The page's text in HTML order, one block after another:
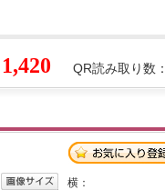
QR読み取り数：
1,420
横：